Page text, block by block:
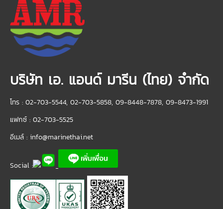
บริษัท เอ. แอนด์ มารีน (ไทย) จำกัด
โทร : 02-703-5544, 02-703-5858, 09-8448-7878, 09-8473-1991
แฟกซ์ : 02-703-5525
อีเมล์ : info@marinethai.net
Social :